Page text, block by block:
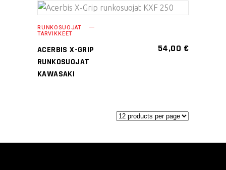
Tällä
on
valinnat
RUNKOSUOJAT
TARVIKKEET
ACERBIS X-GRIP
RUNKOSUOJAT
KAWASAKI
54,00 €